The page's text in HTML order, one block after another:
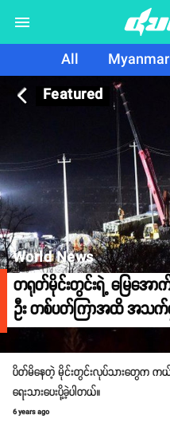
All
Featured
arrow_back_ios
World News
တရုတ်မိုင်းတွင်းရဲ့ မြေအော
ဦး တစ်ပတ်ကြာအထိ အသက်
ပိတ်မိနေတဲ့ မိုင်းတွင်းလုပ်သားတွေက ကယ်
ရေးသားပေးပို့ခဲ့ပါတယ်။
6 years ago